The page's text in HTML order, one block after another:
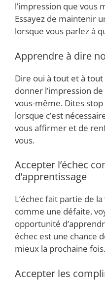
l’impression que vous
Essayez de maintenir
lorsque vous parlez à
Apprendre à dire
Dire oui à tout et à
donner l’impression
vous-même. Dites
lorsque c’est
vous affirmer et de
vous.
Accepter l’échec
d’apprentissage
L’échec fait partie de
comme une défaite,
opportunité
échec est une chance
mieux la prochaine fois.
Accepter les